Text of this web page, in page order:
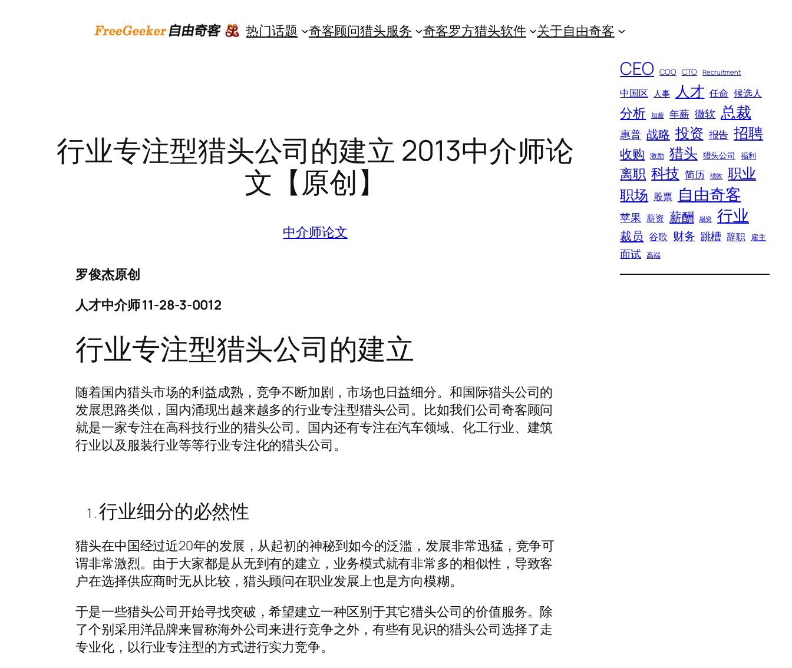
热门话题 奇客顾问猎头服务 奇客罗方猎头软件 关于自由奇客
行业专注型猎头公司的建立 2013中介师论
文【原创】
中介师论文
罗俊杰原创
人才中介师 11-28-3-0012
行业专注型猎头公司的建立
随着国内猎头市场的利益成熟，竞争不断加剧，市场也日益细分。和国际猎头公司的
发展思路类似，国内涌现出越来越多的行业专注型猎头公司。比如我们公司奇客顾问
就是一家专注在高科技行业的猎头公司。国内还有专注在汽车领域、化工行业、建筑
行业以及服装行业等等行业专注化的猎头公司。
行业细分的必然性
猎头在中国经过近20年的发展，从起初的神秘到如今的泛滥，发展非常迅猛，竞争可
谓非常激烈。由于大家都是从无到有的建立，业务模式就有非常多的相似性，导致客
户在选择供应商时无从比较，猎头顾问在职业发展上也是方向模糊。
于是一些猎头公司开始寻找突破，希望建立一种区别于其它猎头公司的价值服务。除
了个别采用洋品牌来冒称海外公司来进行竞争之外，有些有见识的猎头公司选择了走
专业化，以行业专注型的方式进行实力竞争。
CEO COO CTO Recruitment
中国区 人事 人才 任命 候选人
分析 加薪 年薪 微软 总裁
惠普 战略 投资 报告 招聘
收购 激励 猎头 猎头公司 福利
离职 科技 简历 绩效 职业
职场 股票 自由奇客
苹果 薪资 薪酬 融资 行业
裁员 谷歌 财务 跳槽 辞职 雇主
面试 高端